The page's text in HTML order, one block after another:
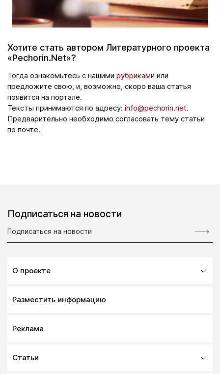
Хотите стать автором Литературного проекта
«Pechorin.Net»?
Тогда ознакомьтесь с нашими рубриками или
предложите свою, и, возможно, скоро ваша статья
появится на портале.
Тексты принимаются по адресу: info@pechorin.net.
Предварительно необходимо согласовать тему статьи
по почте.
Подписаться на новости
О проекте
Разместить информацию
Реклама
Статьи